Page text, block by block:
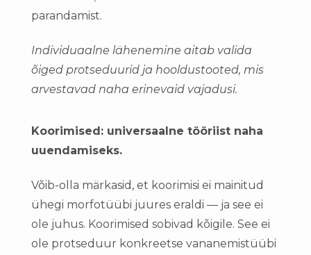
parandamist.
Individuaalne lähenemine aitab valida
õiged protseduurid ja hooldustooted, mis
arvestavad naha erinevaid vajadusi.
Koorimised: universaalne tööriist naha
uuendamiseks.
Võib-olla märkasid, et koorimisi ei mainitud
ühegi morfotüübi juures eraldi — ja see ei
ole juhus. Koorimised sobivad kõigile. See ei
ole protseduur konkreetse vananemistüübi